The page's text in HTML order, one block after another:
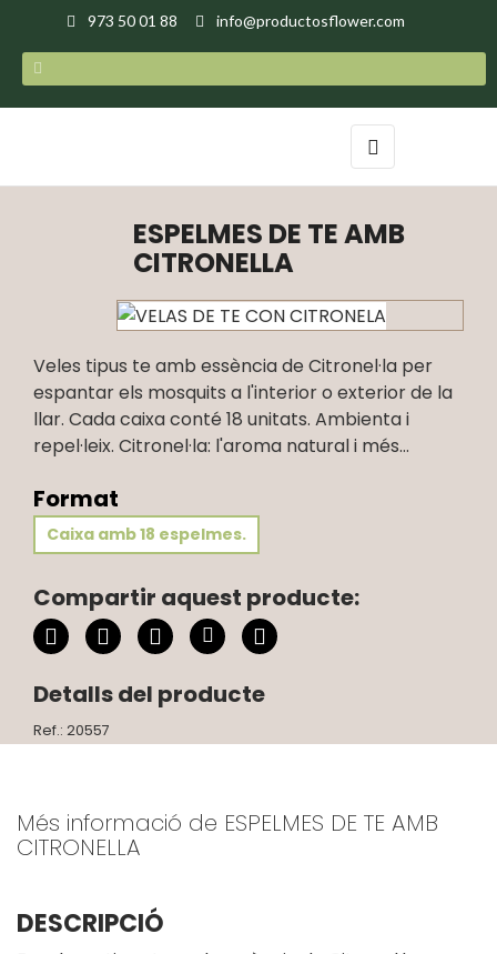
973 50 01 88 info@productosflower.com
Toggle
navigation
☰
ESPELMES DE TE AMB
CITRONELLA
Veles tipus te amb essència de Citronel·la per
espantar els mosquits a l'interior o exterior de la
llar. Cada caixa conté 18 unitats. Ambienta i
repel·leix. Citronel·la: l'aroma natural i més...
Format
Caixa amb 18 espelmes.
Compartir aquest producte:
Detalls del producte
Ref.: 20557
Més informació de ESPELMES DE TE AMB
CITRONELLA
DESCRIPCIÓ